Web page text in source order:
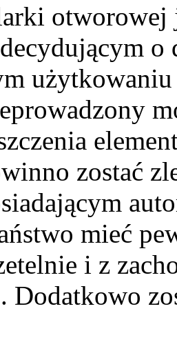
otworowej
o
zostać
mieć
i z
Dodatkowo